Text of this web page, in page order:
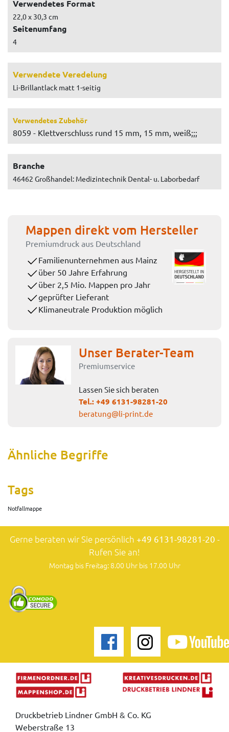
Verwendetes Format
22,0 x 30,3 cm
Seitenumfang
4
Verwendete Veredelung
Li-Brillantlack matt 1-seitig
Verwendetes Zubehör
8059 - Klettverschluss rund 15 mm, 15 mm, weiß;;;
Branche
46462 Großhandel: Medizintechnik Dental- u. Laborbedarf
Mappen direkt vom Hersteller
Premiumdruck aus Deutschland
Familienunternehmen aus Mainz
über 50 Jahre Erfahrung
über 2,5 Mio. Mappen pro Jahr
geprüfter Lieferant
Klimaneutrale Produktion möglich
Unser Berater-Team
Premiumservice
Lassen Sie sich beraten
Tel.:+49 6131-98281-20
beratung@li-print.de
Ähnliche Begriffe
Tags
Notfallmappe
Gerne beraten wir Sie persönlich +49 6131-98281-20 -
Rufen Sie an!
Montag bis Freitag: 8.00 Uhr bis 17.00 Uhr
Druckbetrieb Lindner GmbH & Co. KG
Weberstraße 13